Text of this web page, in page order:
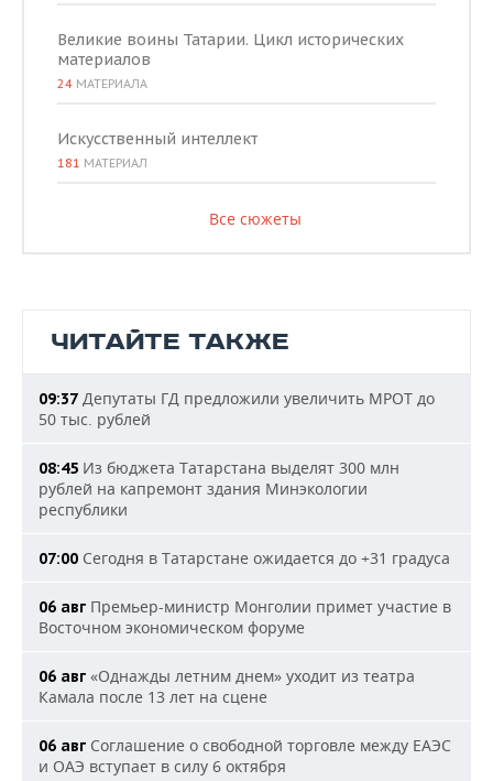
Великие воины Татарии. Цикл исторических
материалов
24 МАТЕРИАЛА
Искусственный интеллект
181 МАТЕРИАЛ
Все сюжеты
ЧИТАЙТЕ ТАКЖЕ
09:37 Депутаты ГД предложили увеличить МРОТ до
50 тыс. рублей
08:45 Из бюджета Татарстана выделят 300 млн
рублей на капремонт здания Минэкологии
республики
07:00 Сегодня в Татарстане ожидается до +31 градуса
06 авг Премьер-министр Монголии примет участие в
Восточном экономическом форуме
06 авг «Однажды летним днем» уходит из театра
Камала после 13 лет на сцене
06 авг Соглашение о свободной торговле между ЕАЭС
и ОАЭ вступает в силу 6 октября